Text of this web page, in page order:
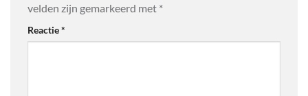
velden zijn gemarkeerd met *
Reactie*